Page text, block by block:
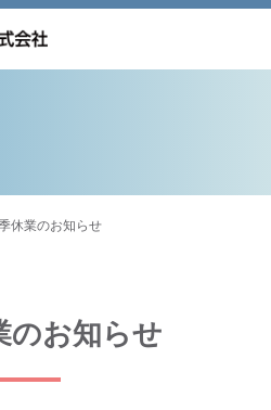
休業のお知らせ
のお知らせ